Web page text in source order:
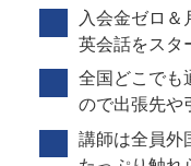
入会金ゼロ＆
英会話をスタ
全国どこでも
ので出張先や
講師は全員外